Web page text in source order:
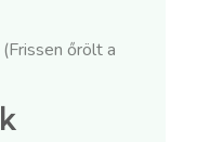
(Frissen őrölt a